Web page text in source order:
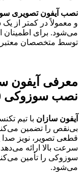
نصب آیفون تصویری
و معمولاً در کمتر از
می‌شود. برای اطمینان
توسط متخصصان معتبر
معرفی آیفون
نصب سوزوکی 720 در تهران
آیفون سازان با تیم
بی‌نقص را تضمین
قطعی تصویر، نویز صدا
سرعت بالا ارائه
سوزوکی را تأمین
می‌شود.